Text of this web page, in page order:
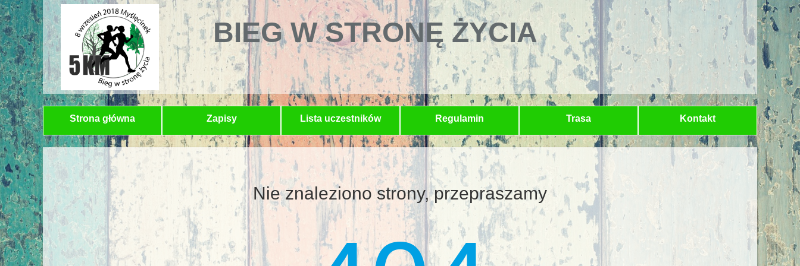
BIEG W STRONĘ ŻYCIA
Strona główna Zapisy Lista uczestników Regulamin Trasa Kontakt
Nie znaleziono strony, przepraszamy